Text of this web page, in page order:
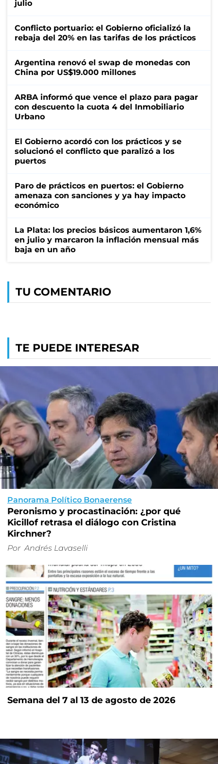
julio
Conflicto portuario: el Gobierno oficializó la
rebaja del 20% en las tarifas de los prácticos
Argentina renovó el swap de monedas con
China por US$19.000 millones
ARBA informó que vence el plazo para pagar
con descuento la cuota 4 del Inmobiliario
Urbano
El Gobierno acordó con los prácticos y se
solucionó el conflicto que paralizó a los
puertos
Paro de prácticos en puertos: el Gobierno
amenaza con sanciones y ya hay impacto
económico
La Plata: los precios básicos aumentaron 1,6%
en julio y marcaron la inflación mensual más
baja en un año
TU COMENTARIO
TE PUEDE INTERESAR
Panorama Político Bonaerense
Peronismo y procastinación: ¿por qué
Kicillof retrasa el diálogo con Cristina
Kirchner?
Por Andrés Lavaselli
Semana del 7 al 13 de agosto de 2026